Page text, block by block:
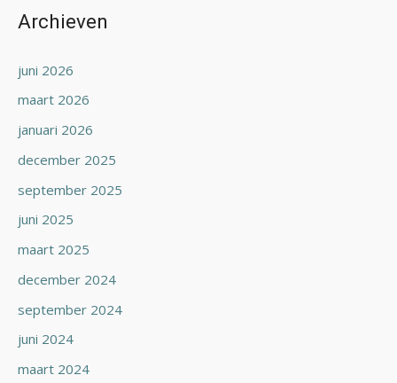
Archieven
juni 2026
maart 2026
januari 2026
december 2025
september 2025
juni 2025
maart 2025
december 2024
september 2024
juni 2024
maart 2024